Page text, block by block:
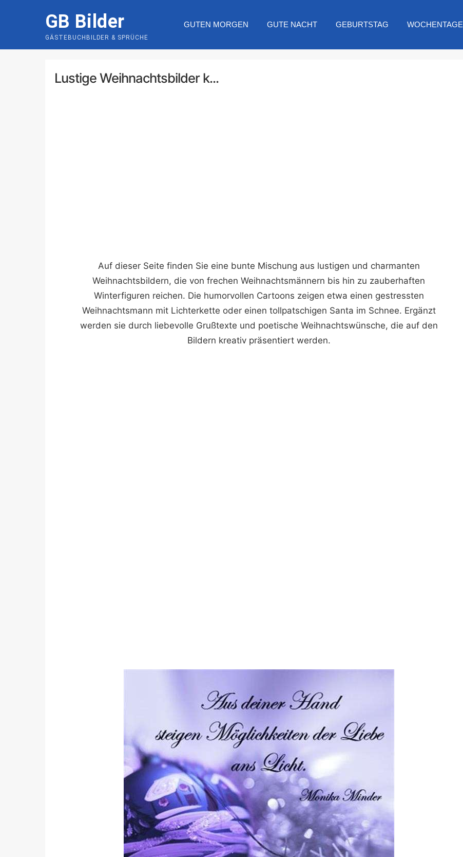
GB Bilder
GÄSTEBUCHBILDER & SPRÜCHE
GUTEN MORGEN GUTE NACHT GEBURTSTAG WOCHENTAGE
Lustige Weihnachtsbilder k...
Auf dieser Seite finden Sie eine bunte Mischung aus lustigen und charmanten
Weihnachtsbildern, die von frechen Weihnachtsmännern bis hin zu zauberhaften
Winterfiguren reichen. Die humorvollen Cartoons zeigen etwa einen gestressten
Weihnachtsmann mit Lichterkette oder einen tollpatschigen Santa im Schnee. Ergänzt
werden sie durch liebevolle Grußtexte und poetische Weihnachtswünsche, die auf den
Bildern kreativ präsentiert werden.